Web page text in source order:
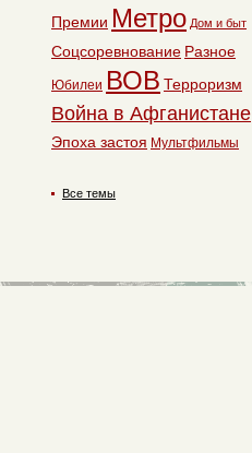
Премии Метро Дом и быт
Соцсоревнование Разное
Юбилеи ВОВ Терроризм
Война в Афганистане
Эпоха застоя Мультфильмы
Все темы